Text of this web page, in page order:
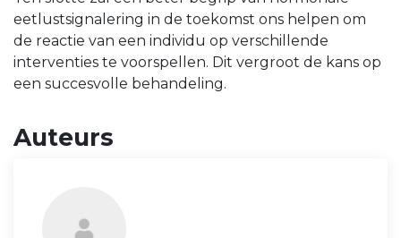
eetlustsignalering in de toekomst ons helpen om
de reactie van een individu op verschillende
interventies te voorspellen. Dit vergroot de kans op
een succesvolle behandeling.
Auteurs